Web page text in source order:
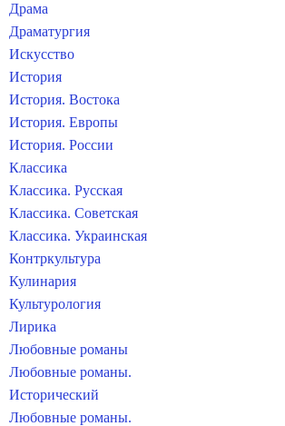
Драма
Драматургия
Искусство
История
История. Востока
История. Европы
История. России
Классика
Классика. Русская
Классика. Советская
Классика. Украинская
Контркультура
Кулинария
Культурология
Лирика
Любовные романы
Любовные романы.
Исторический
Любовные романы.